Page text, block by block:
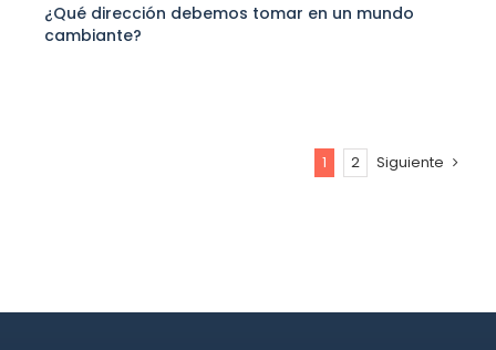
¿Qué dirección debemos tomar en un mundo
cambiante?
1 2 Siguiente